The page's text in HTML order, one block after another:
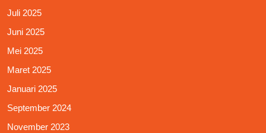
Juli 2025
Juni 2025
Mei 2025
Maret 2025
Januari 2025
September 2024
November 2023